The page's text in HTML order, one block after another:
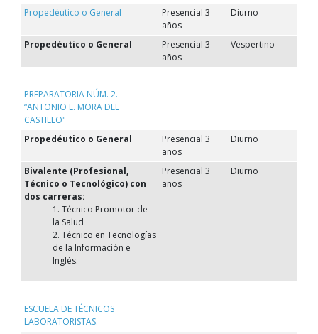
Propedéutico o General
Presencial 3
años
Diurno
Propedéutico o General
Presencial 3
años
Vespertino
PREPARATORIA NÚM. 2.
“ANTONIO L. MORA DEL
CASTILLO"
Propedéutico o General
Presencial 3
años
Diurno
Bivalente (Profesional,
Técnico o Tecnológico) con
dos carreras:
1. Técnico Promotor de
la Salud
2. Técnico en Tecnologías
de la Información e
Inglés.
Presencial 3
años
Diurno
ESCUELA DE TÉCNICOS
LABORATORISTAS.